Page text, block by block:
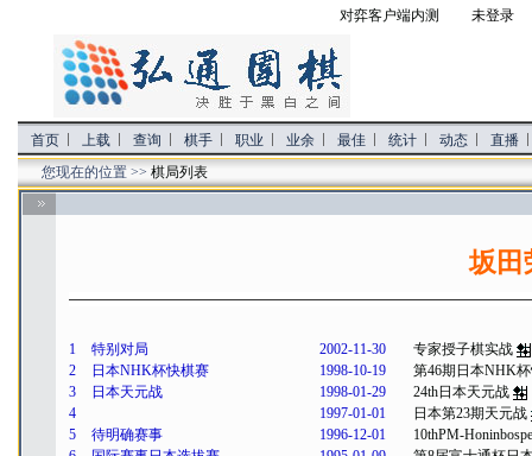
对弈客户端内测 未登录
首页 上载 查询 棋手 职业 业余 最佳 统计 动态
直播
您现在的位置 >> 棋局列表
坂田
1 特别对局 2002-11-30
专家授子棋实战
2
日本NHK杯快棋赛 1998-10-19
第46期日本NHK
3
日本天元战 1998-01-29
24th日本天元战
4
1997-01-01
日本第23期天元战
5
待明确赛事 1996-12-01
10thPM-